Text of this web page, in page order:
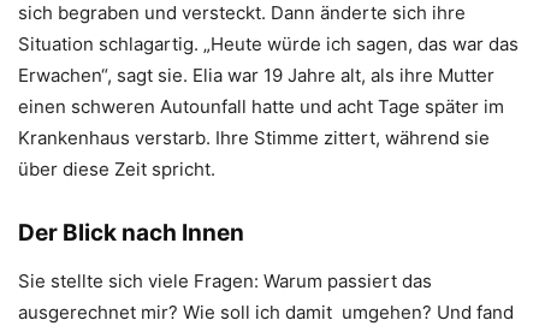
sich begraben und versteckt. Dann änderte sich ihre
Situation schlagartig. „Heute würde ich sagen, das war das
Erwachen“, sagt sie. Elia war 19 Jahre alt, als ihre Mutter
einen schweren Autounfall hatte und acht Tage später im
Krankenhaus verstarb. Ihre Stimme zittert, während sie
über diese Zeit spricht.
Der Blick nach Innen
Sie stellte sich viele Fragen: Warum passiert das
ausgerechnet mir? Wie soll ich damit umgehen? Und fand